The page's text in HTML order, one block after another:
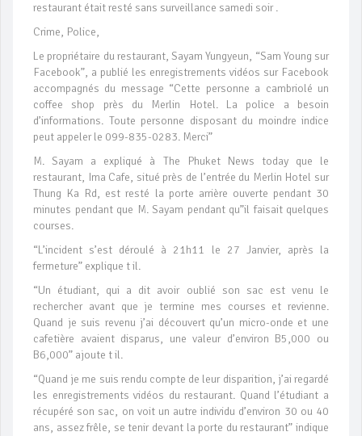
restaurant était resté sans surveillance samedi soir .
Crime, Police,
Le propriétaire du restaurant, Sayam Yungyeun, “Sam Young sur
Facebook”, a publié les enregistrements vidéos sur Facebook
accompagnés du message “Cette personne a cambriolé un
coffee shop près du Merlin Hotel. La police a besoin
d’informations. Toute personne disposant du moindre indice
peut appeler le 099-835-0283. Merci”
M. Sayam a expliqué à The Phuket News today que le
restaurant, Ima Cafe, situé près de l’entrée du Merlin Hotel sur
Thung Ka Rd, est resté la porte arrière ouverte pendant 30
minutes pendant que M. Sayam pendant qu”il faisait quelques
courses.
“L’incident s’est déroulé à 21h11 le 27 Janvier, après la
fermeture” explique t il.
“Un étudiant, qui a dit avoir oublié son sac est venu le
rechercher avant que je termine mes courses et revienne.
Quand je suis revenu j’ai découvert qu’un micro-onde et une
cafetière avaient disparus, une valeur d’environ B5,000 ou
B6,000” ajoute t il.
“Quand je me suis rendu compte de leur disparition, j’ai regardé
les enregistrements vidéos du restaurant. Quand l’étudiant a
récupéré son sac, on voit un autre individu d’environ 30 ou 40
ans, assez frêle, se tenir devant la porte du restaurant” indique